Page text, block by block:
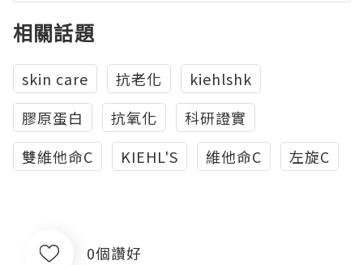
相關話題
skin care 抗老化
kiehlshk
膠原蛋白
抗氧化
科研證實
雙維他命C
KIEHL'S 維他命C 左旋C
0個讚好